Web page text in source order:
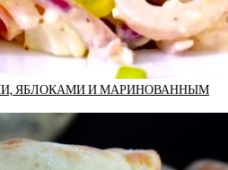
ЯБЛОКАМИ И МАРИНОВАННЫМ